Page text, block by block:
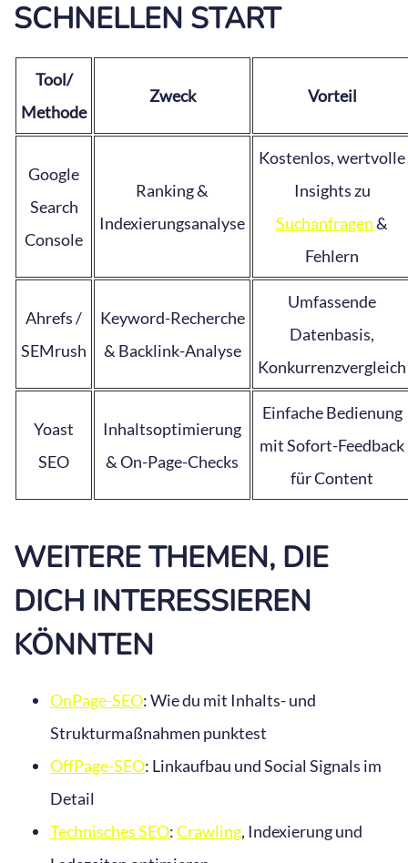
SCHNELLEN START
Tool/
Methode
Zweck Vorteil
Google
Search
Console
Ranking &
Indexierungsanalyse
Kostenlos, wertvolle
Insights zu
Suchanfragen&
Fehlern
Ahrefs /
SEMrush
Keyword-Recherche
& Backlink-Analyse
Umfassende
Datenbasis,
Konkurrenzvergleich
Yoast
SEO
Inhaltsoptimierung
& On-Page-Checks
Einfache Bedienung
mit Sofort-Feedback
für Content
WEITERE THEMEN, DIE
DICH INTERESSIEREN
KÖNNTEN
OnPage-SEO: Wie du mit Inhalts- und
Strukturmaßnahmen punktest
OffPage-SEO: Linkaufbau und Social Signals im
Detail
Technisches SEO:Crawling, Indexierung und